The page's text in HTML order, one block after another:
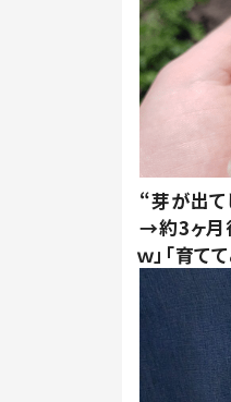
“芽が出
→約3ヶ月
ｗ」「育て